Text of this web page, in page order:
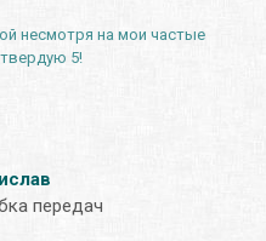
несмотря на мои частые
5!
передач